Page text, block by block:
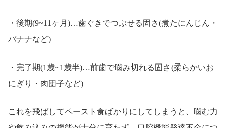
・後期(9~11ヶ月)…歯ぐきでつぶせる固さ(煮たにんじん・
バナナなど)
・完了期(1歳~1歳半)…前歯で噛み切れる固さ(柔らかいお
にぎり・肉団子など)
これを飛ばしてペースト食ばかりにしてしまうと、噛む力